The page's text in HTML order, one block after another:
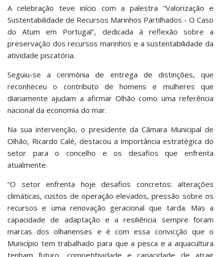
A celebração teve início com a palestra “Valorização e
Sustentabilidade de Recursos Marinhos Partilhados - O Caso
do Atum em Portugal”, dedicada à reflexão sobre a
preservação dos recursos marinhos e a sustentabilidade da
atividade piscatória.
Seguiu-se a cerimónia de entrega de distinções, que
reconheceu o contributo de homens e mulheres que
diariamente ajudam a afirmar Olhão como uma referência
nacional da economia do mar.
Na sua intervenção, o presidente da Câmara Municipal de
Olhão, Ricardo Calé, destacou a importância estratégica do
setor para o concelho e os desafios que enfrenta
atualmente.
“O setor enfrenta hoje desafios concretos: alterações
climáticas, custos de operação elevados, pressão sobre os
recursos e uma renovação geracional que tarda. Mas a
capacidade de adaptação e a resiliência sempre foram
marcas dos olhanenses e é com essa convicção que o
Município tem trabalhado para que a pesca e a aquacultura
tenham futuro, competitividade e capacidade de atrair